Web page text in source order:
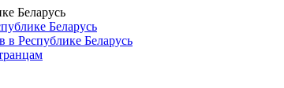
Беларусь
Беларусь
в Республике Беларусь